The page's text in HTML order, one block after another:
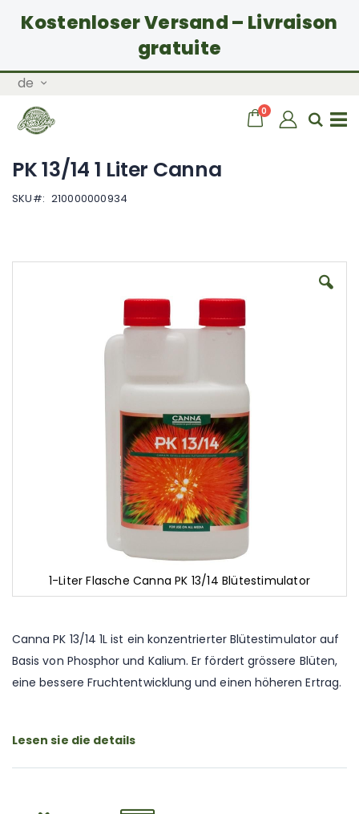
Kostenloser Versand – Livraison
gratuite
Zum
springen
Sprache
de
Wagen
0 Artikel
Zum
1-Liter Flasche Canna PK 13/14 Blütestimulator
der
Bildgalerie
springen
PK 13/14 1 Liter Canna
SKU 210000000934
Canna PK 13/14 1L ist ein konzentrierter Blütestimulator auf
Basis von Phosphor und Kalium. Er fördert grössere Blüten,
eine bessere Fruchtentwicklung und einen höheren Ertrag.
Lesen sie die details